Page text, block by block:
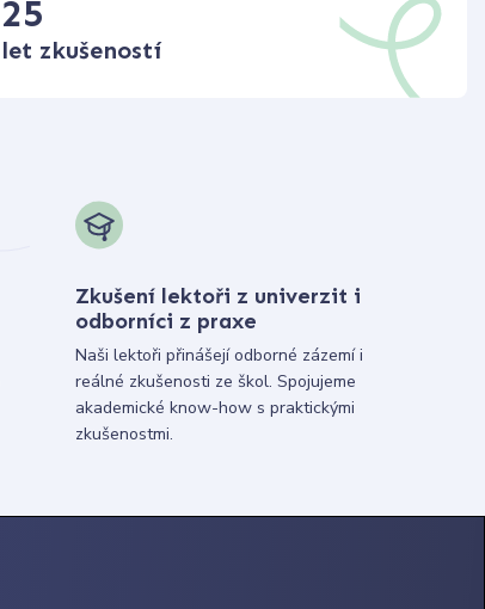
25
let zkušeností
Zkušení lektoři z univerzit i
odborníci z praxe
Naši lektoři přinášejí odborné zázemí i
reálné zkušenosti ze škol. Spojujeme
akademické know-how s praktickými
zkušenostmi.